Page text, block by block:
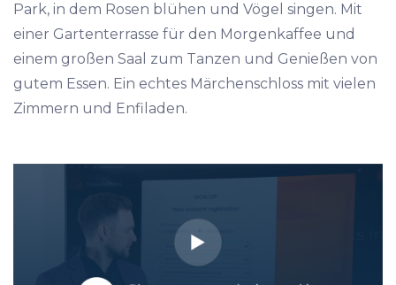
Park, in dem Rosen blühen und Vögel singen. Mit
einer Gartenterrasse für den Morgenkaffee und
einem großen Saal zum Tanzen und Genießen von
gutem Essen. Ein echtes Märchenschloss mit vielen
Zimmern und Enfiladen.